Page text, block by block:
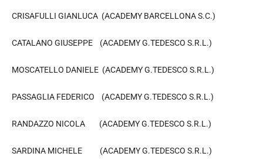
CRISAFULLI GIANLUCA (ACADEMY BARCELLONA S.C.)
CATALANO GIUSEPPE (ACADEMY G.TEDESCO S.R.L.)
MOSCATELLO DANIELE (ACADEMY G.TEDESCO S.R.L.)
PASSAGLIA FEDERICO (ACADEMY G.TEDESCO S.R.L.)
RANDAZZO NICOLA (ACADEMY G.TEDESCO S.R.L.)
SARDINA MICHELE (ACADEMY G.TEDESCO S.R.L.)